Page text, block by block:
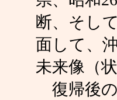
断、そし
面して、
未来像（
復帰後の